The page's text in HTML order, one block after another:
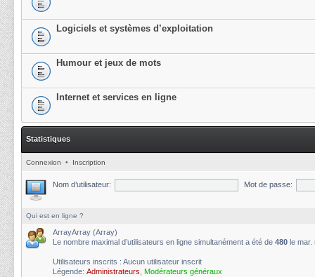
Logiciels et systèmes d’exploitation
Humour et jeux de mots
Internet et services en ligne
Statistiques
Connexion • Inscription
Nom d’utilisateur: Mot de passe:
Qui est en ligne ?
ArrayArray (Array)
Le nombre maximal d’utilisateurs en ligne simultanément a été de 480 le mar.
Utilisateurs inscrits : Aucun utilisateur inscrit
Légende: Administrateurs Modérateurs généraux